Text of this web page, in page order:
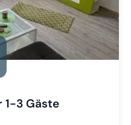
Slide 1 wechseln
Slide 2 wechseln
Slide 3 wechseln
Slide 4 wechseln
1-3 Gäste